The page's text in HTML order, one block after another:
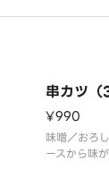
串カツ（
¥990
味噌／おろ
ースから味